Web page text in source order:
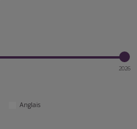
2026
Anglais